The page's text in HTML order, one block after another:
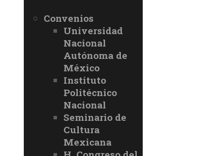
Convenios
Universidad
Nacional
Autónoma de
México
Instituto
Politécnico
Nacional
Seminario de
Cultura
Mexicana